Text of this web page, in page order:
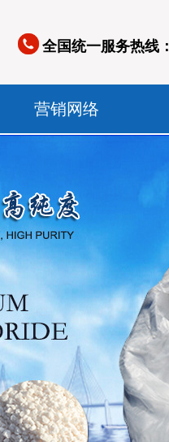
全国统一服务热线：
营销网络